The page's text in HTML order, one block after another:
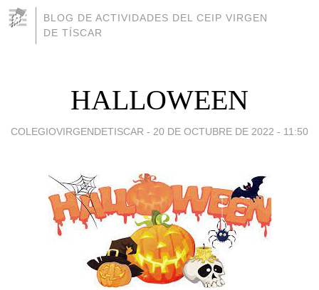
BLOG DE ACTIVIDADES DEL CEIP VIRGEN
DE TÍSCAR
HALLOWEEN
COLEGIOVIRGENDETISCAR - 20 DE OCTUBRE DE 2022 - 11:50